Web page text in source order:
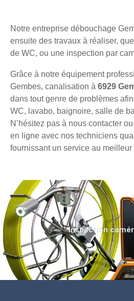
Notre entreprise débouchage
ensuite des travaux à réaliser,
de WC, ou une inspection par
Grâce à notre équipement
Gembes, canalisation à 6929
dans tout genre de problèmes
WC, lavabo, baignoire, salle de
N’hésitez pas à nous contacter
en ligne avec nos techniciens
fournissant un service au meilleur
Inspection